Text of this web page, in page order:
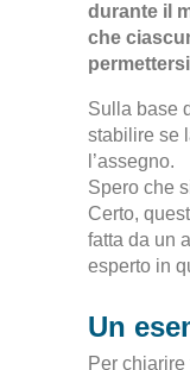
durante il
che
Sulla base
stabilire se
l’assegno.
Spero che
Certo,
fatta da un
esperto in
Un
Per